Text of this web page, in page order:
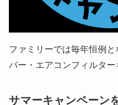
ファミリーでは毎年恒例
パー・エアコンフィルタ
サマーキャンペーン